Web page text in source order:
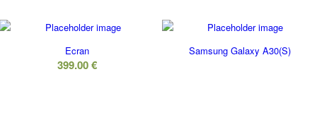
Ecran
399.00€
Samsung Galaxy A30(S)